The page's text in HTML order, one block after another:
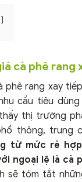
cà phê rang
phê rang xay
cầu tiêu
thị trường
thông, trung
từ mức rẻ
ngoại lệ là cà
sẽ tóm tắt